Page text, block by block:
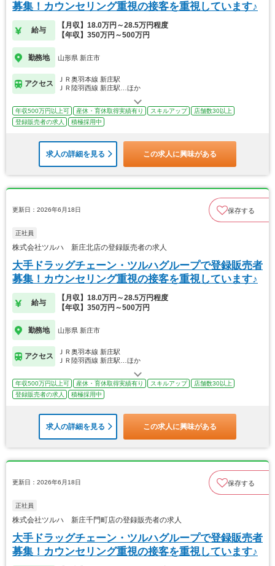
募集！カウンセリング重視の接客を重視しています♪
給与
【月収】18.0万円～28.5万円程度
【年収】350万円～500万円
勤務地 山形県 新庄市
アクセス
ＪＲ奥羽本線 新庄駅
ＪＲ陸羽西線 新庄駅…ほか
年収500万円以上可 産休・育休取得実績有り スキルアップ
店舗数30以上
登録販売者の求人
積極採用中
求人の詳細を見る この求人に興味がある
更新日：2026年6月18日 保存する
正社員
株式会社ツルハ 新庄北店の登録販売者の求人
大手ドラッグチェーン・ツルハグループで登録販売者
募集！カウンセリング重視の接客を重視しています♪
給与
【月収】18.0万円～28.5万円程度
【年収】350万円～500万円
勤務地 山形県 新庄市
アクセス
ＪＲ奥羽本線 新庄駅
ＪＲ陸羽西線 新庄駅…ほか
年収500万円以上可 産休・育休取得実績有り スキルアップ
店舗数30以上
登録販売者の求人
積極採用中
求人の詳細を見る この求人に興味がある
更新日：2026年6月18日 保存する
正社員
株式会社ツルハ 新庄千門町店の登録販売者の求人
大手ドラッグチェーン・ツルハグループで登録販売者
募集！カウンセリング重視の接客を重視しています♪